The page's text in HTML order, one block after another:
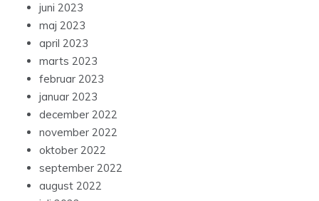
juni 2023
maj 2023
april 2023
marts 2023
februar 2023
januar 2023
december 2022
november 2022
oktober 2022
september 2022
august 2022